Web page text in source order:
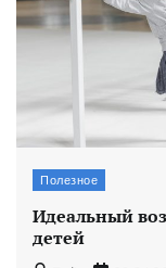
Полезное
Идеальный
детей